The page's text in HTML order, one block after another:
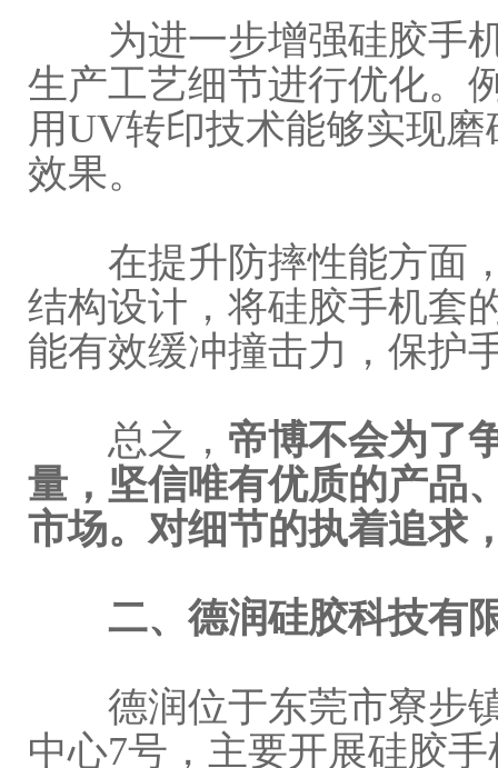
为进一步增强硅胶手机
生产工艺细节进行优化。
用UV转印技术能够实现
效果。
在提升防摔性能方面，
结构设计，将硅胶手机套
能有效缓冲撞击力，保护
总之， 帝博不会为了
量，坚信唯有优质的产品
市场。对细节的执着追求
二、德润硅胶科技有
德润位于东莞市寮步镇
中心7号，主要开展硅胶